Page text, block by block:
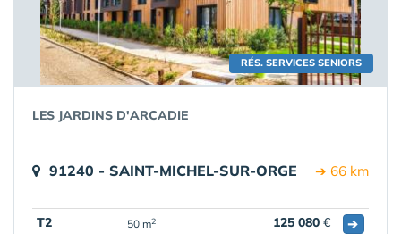
RÉS. SERVICES SENIORS
LES JARDINS D'ARCADIE
91240 - SAINT-MICHEL-SUR-ORGE ➔ 66 km
T2 50 m2 125 080 € ➔